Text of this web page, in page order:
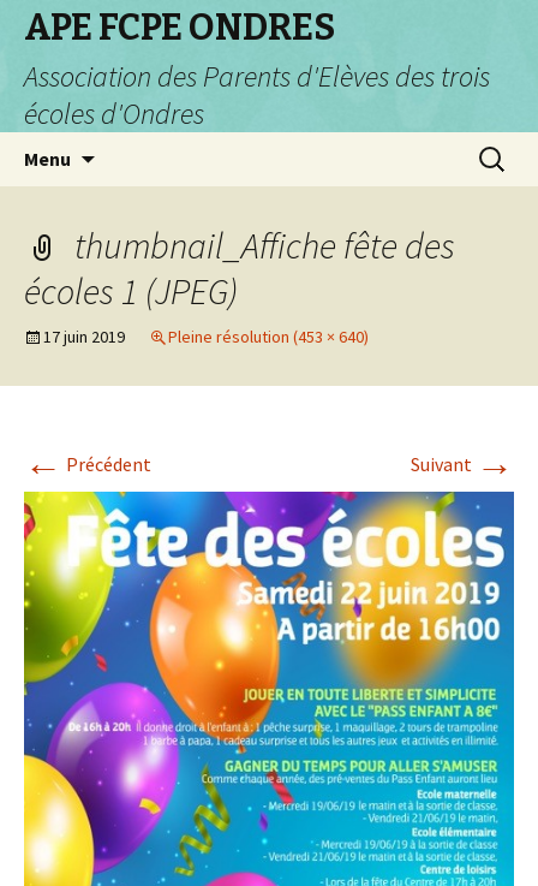
APE FCPE ONDRES
Association des Parents d'Elèves des trois
écoles d'Ondres
Menu
thumbnail_Affiche fête des
écoles 1 (JPEG)
17 juin 2019 Pleine résolution (453 × 640)
← Précédent Suivant →